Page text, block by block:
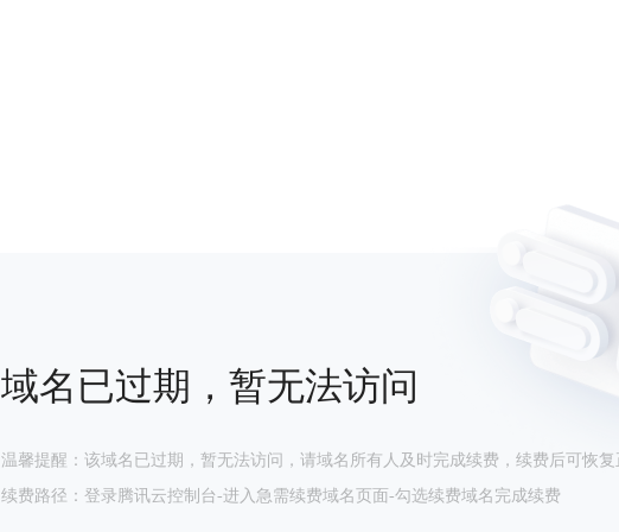
域名已过期，暂无法访问
温馨提醒：该域名已过期，暂无法访问，请域名所有人及时完成续费，续费后可恢复
续费路径：登录腾讯云控制台-进入急需续费域名页面-勾选续费域名完成续费